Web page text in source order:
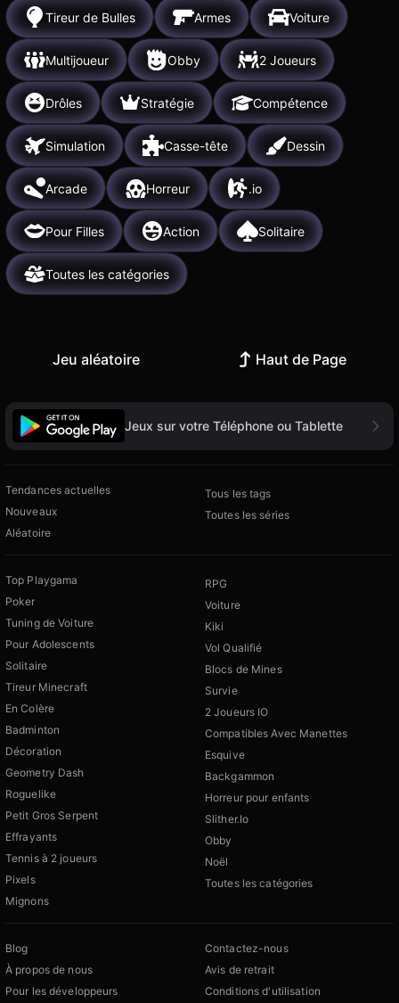
Tireur de Bulles Armes Voiture
Multijoueur Obby 2 Joueurs
Drôles Stratégie Compétence
Simulation Casse-tête Dessin
Arcade Horreur .io
Pour Filles Action Solitaire
Toutes les catégories
Jeu aléatoire Haut de Page
Jeux sur votre Téléphone ou Tablette
Tendances actuelles
Nouveaux
Aléatoire
Tous les tags
Toutes les séries
Top Playgama
Poker
Tuning de Voiture
Pour Adolescents
Solitaire
Tireur Minecraft
En Colère
Badminton
Décoration
Geometry Dash
Roguelike
Petit Gros Serpent
Effrayants
Tennis à 2 joueurs
Pixels
Mignons
RPG
Voiture
Kiki
Vol Qualifié
Blocs de Mines
Survie
2 Joueurs IO
Compatibles Avec Manettes
Esquive
Backgammon
Horreur pour enfants
Slither.Io
Obby
Noël
Toutes les catégories
Blog
À propos de nous
Pour les développeurs
Contactez-nous
Avis de retrait
Conditions d'utilisation